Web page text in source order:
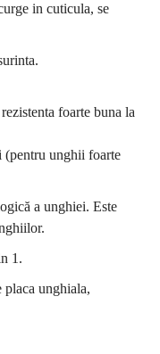
in cuticula, se
foarte buna la
(pentru unghii foarte
a unghiei. Este
1.
unghiala,